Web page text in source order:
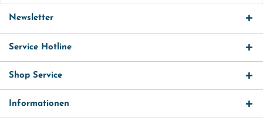
Newsletter
Service Hotline
Shop Service
Informationen